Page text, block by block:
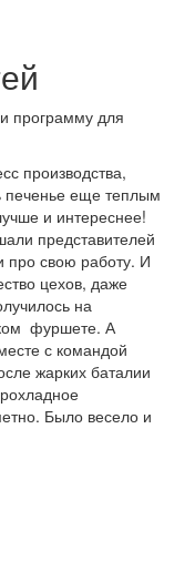
программу для
производства,
печенье еще теплым
и интереснее!
представителей
про свою работу. И
цехов, даже
на
фуршете. А
с командой
жарких баталии
Было весело и